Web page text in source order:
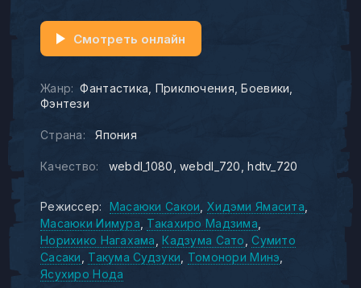
Жанр: Фантастика Приключения Боевики
Фэнтези
Страна: Япония
Качество: webdl_1080 webdl_720 hdtv_720
Смотреть онлайн
Режиссер: Масаюки Сакои Хидэми Ямасита
Масаюки Иимура Такахиро Мадзима
Норихико Нагахама
Кадзума Сато
Сумито
Сасаки
Такума Судзуки
Томонори Минэ
Ясухиро Нода